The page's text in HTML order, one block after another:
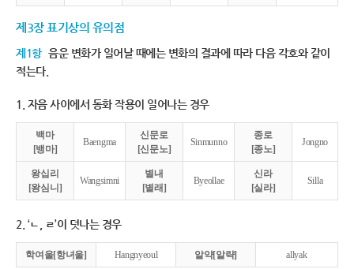
제3장 표기상의 유의점
제1항 음운 변화가 일어날 때에는 변화의 결과에 따라 다음 각호와 같이
적는다.
1. 자음 사이에서 동화 작용이 일어나는 경우
백마
[뱅마]
Baengma
신문로
[신문노]
Sinmunno
종로
[종노]
Jongno
왕십리
[왕심니]
Wangsimni
별내
[별래]
Byeollae
신라
[실라]
Silla
2. ‘ㄴ, ㄹ’이 덧나는 경우
학여울[항녀울] Hangnyeoul 알약[알략] allyak